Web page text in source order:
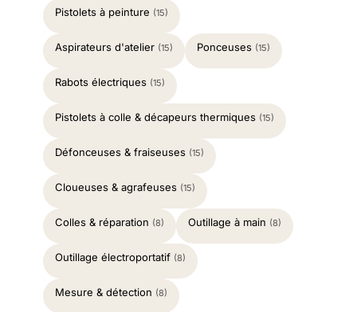
Pistolets à peinture (15)
Aspirateurs d'atelier (15) Ponceuses (15)
Rabots électriques (15)
Pistolets à colle & décapeurs thermiques (15)
Défonceuses & fraiseuses (15)
Cloueuses & agrafeuses (15)
Colles & réparation (8) Outillage à main (8)
Outillage électroportatif (8)
Mesure & détection (8)